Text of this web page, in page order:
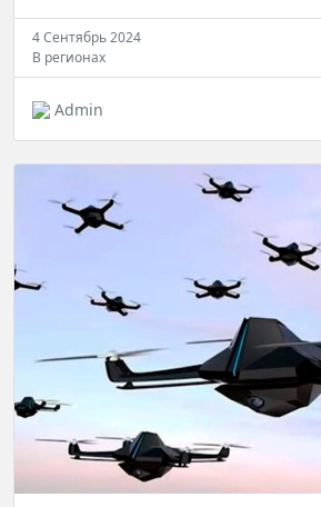
4 Сентябрь 2024
В регионах
Admin